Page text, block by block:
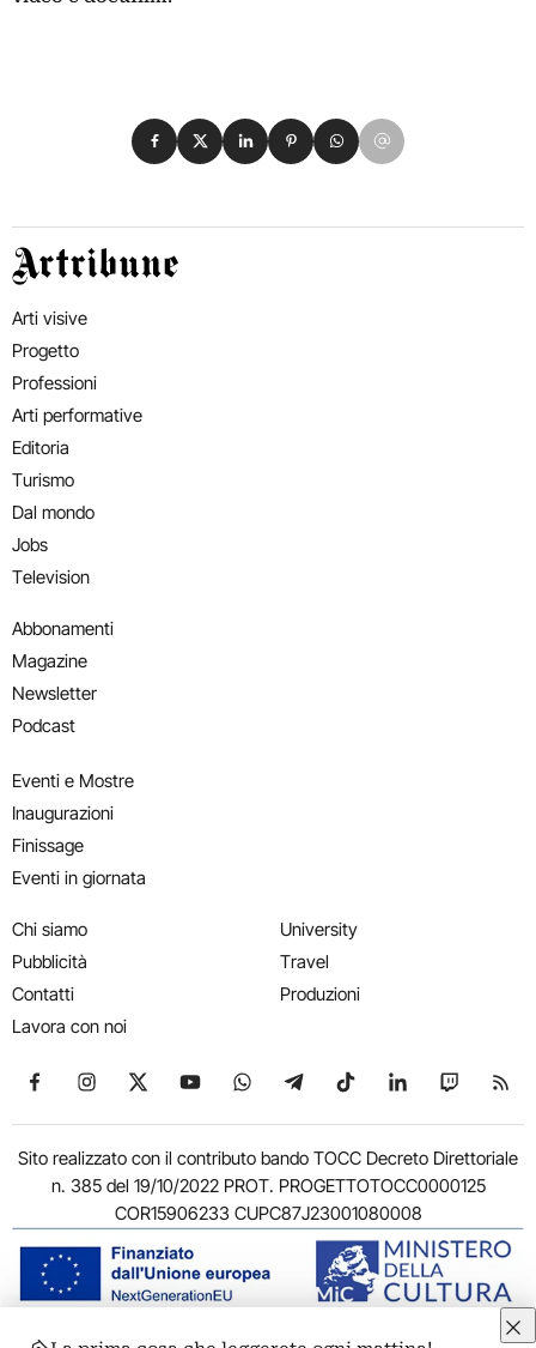
Condividi su Facebook
Condividi su X
Condividi su LinkedIn
Condividi su Pinterest
Condividi su WhatsApp
Condividi su Email
Artribune
Arti visive
Progetto
Professioni
Arti performative
Editoria
Turismo
Dal mondo
Jobs
Television
Abbonamenti
Magazine
Newsletter
Podcast
Eventi e Mostre
Inaugurazioni
Finissage
Eventi in giornata
Chi siamo
Pubblicità
Contatti
Lavora con noi
University
Travel
Produzioni
Seguici su Facebook
Seguici su Instagram
Seguici su X
Seguici su YouTube
Seguici su WhatsApp
Seguici su Telegram
Seguici su TikTok
Seguici su
Seguici
Sito realizzato con il contributo bando TOCC Decreto Direttoriale
n. 385 del 19/10/2022 PROT. PROGETTOTOCC0000125
COR15906233 CUPC87J23001080008